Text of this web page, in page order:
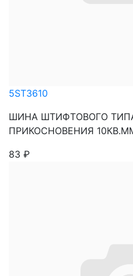
5ST3610
ШИНА ШТИФТОВОГО
ПРИКОСНОВЕНИЯ
83 ₽